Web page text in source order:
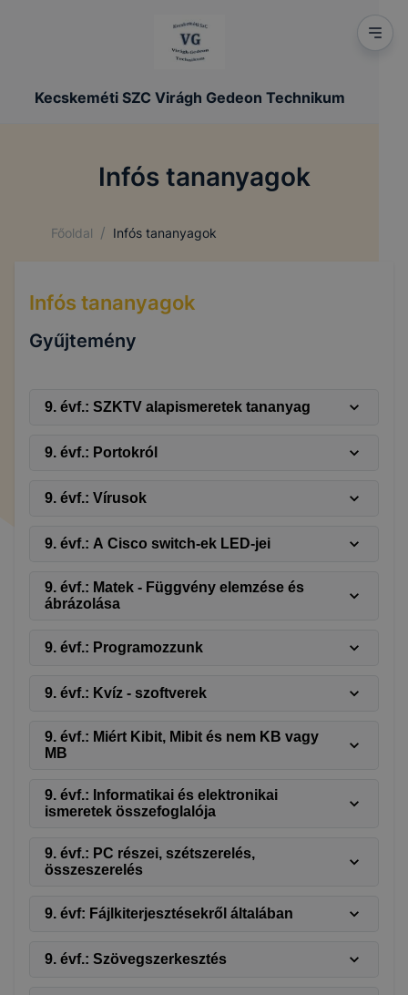
Kecskeméti SZC Virágh Gedeon Technikum
Infós tananyagok
Főoldal / Infós tananyagok
Infós tananyagok
Gyűjtemény
9. évf.: SZKTV alapismeretek tananyag
9. évf.: Portokról
9. évf.: Vírusok
9. évf.: A Cisco switch-ek LED-jei
9. évf.: Matek - Függvény elemzése és
ábrázolása
9. évf.: Programozzunk
9. évf.: Kvíz - szoftverek
9. évf.: Miért Kibit, Mibit és nem KB vagy
MB
9. évf.: Informatikai és elektronikai
ismeretek összefoglalója
9. évf.: PC részei, szétszerelés,
összeszerelés
9. évf: Fájlkiterjesztésekről általában
9. évf.: Szövegszerkesztés